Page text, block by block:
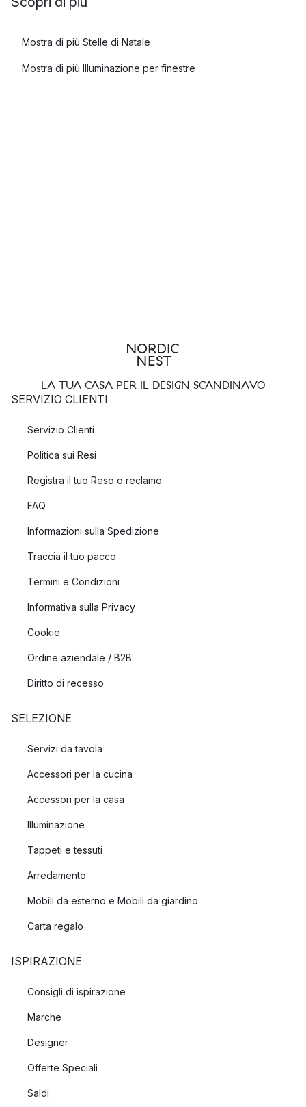
Mostra di più Stelle di Natale
Mostra di più Illuminazione per finestre
LA TUA CASA PER IL DESIGN SCANDINAVO
SERVIZIO CLIENTI
Servizio Clienti
Politica sui Resi
Registra il tuo Reso o reclamo
FAQ
Informazioni sulla Spedizione
Traccia il tuo pacco
Termini e Condizioni
Informativa sulla Privacy
Cookie
Ordine aziendale / B2B
Diritto di recesso
SELEZIONE
Servizi da tavola
Accessori per la cucina
Accessori per la casa
Illuminazione
Tappeti e tessuti
Arredamento
Mobili da esterno e Mobili da giardino
Carta regalo
ISPIRAZIONE
Consigli di ispirazione
Marche
Designer
Offerte Speciali
Saldi